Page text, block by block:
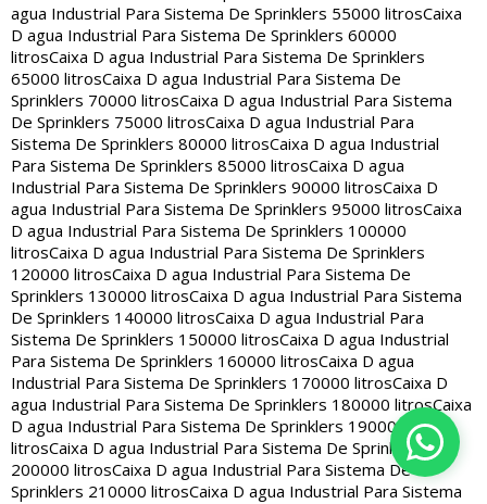
agua Industrial Para Sistema De Sprinklers 55000 litrosCaixa
D agua Industrial Para Sistema De Sprinklers 60000
litrosCaixa D agua Industrial Para Sistema De Sprinklers
65000 litrosCaixa D agua Industrial Para Sistema De
Sprinklers 70000 litrosCaixa D agua Industrial Para Sistema
De Sprinklers 75000 litrosCaixa D agua Industrial Para
Sistema De Sprinklers 80000 litrosCaixa D agua Industrial
Para Sistema De Sprinklers 85000 litrosCaixa D agua
Industrial Para Sistema De Sprinklers 90000 litrosCaixa D
agua Industrial Para Sistema De Sprinklers 95000 litrosCaixa
D agua Industrial Para Sistema De Sprinklers 100000
litrosCaixa D agua Industrial Para Sistema De Sprinklers
120000 litrosCaixa D agua Industrial Para Sistema De
Sprinklers 130000 litrosCaixa D agua Industrial Para Sistema
De Sprinklers 140000 litrosCaixa D agua Industrial Para
Sistema De Sprinklers 150000 litrosCaixa D agua Industrial
Para Sistema De Sprinklers 160000 litrosCaixa D agua
Industrial Para Sistema De Sprinklers 170000 litrosCaixa D
agua Industrial Para Sistema De Sprinklers 180000 litrosCaixa
D agua Industrial Para Sistema De Sprinklers 190000
litrosCaixa D agua Industrial Para Sistema De Sprinklers
200000 litrosCaixa D agua Industrial Para Sistema De
Sprinklers 210000 litrosCaixa D agua Industrial Para Sistema